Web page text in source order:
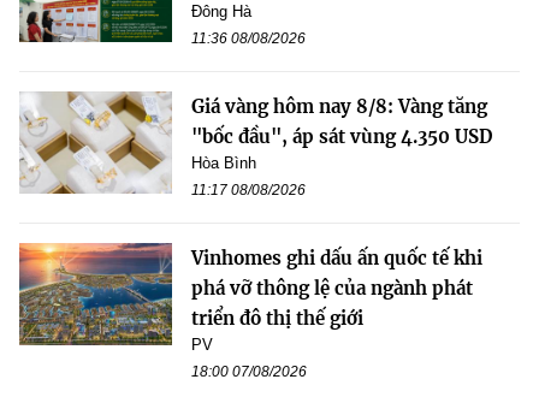
Đông Hà
11:36 08/08/2026
Giá vàng hôm nay 8/8: Vàng tăng
"bốc đầu", áp sát vùng 4.350 USD
Hòa Bình
11:17 08/08/2026
Vinhomes ghi dấu ấn quốc tế khi
phá vỡ thông lệ của ngành phát
triển đô thị thế giới
PV
18:00 07/08/2026